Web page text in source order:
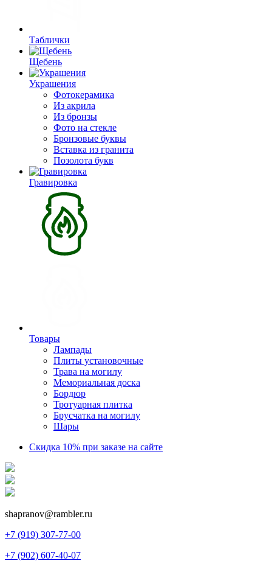
Таблички
Щебень
Украшения
Фотокерамика
Из акрила
Из бронзы
Фото на стекле
Бронзовые буквы
Вставка из гранита
Позолота букв
Гравировка
Товары
Лампады
Плиты установочные
Трава на могилу
Мемориальная доска
Бордюр
Тротуарная плитка
Брусчатка на могилу
Шары
Скидка 10% при заказе на сайте
shapranov@rambler.ru
+7 (919) 307-77-00
+7 (902) 607-40-07